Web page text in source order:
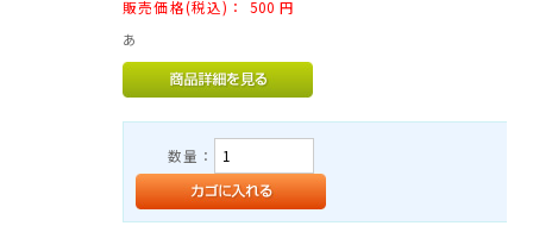
販売価格(税込)： 500 円
あ
数量：